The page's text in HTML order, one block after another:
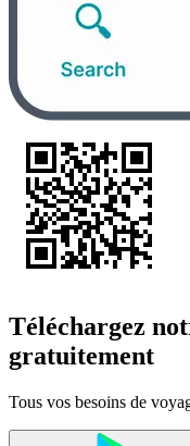
Téléchargez
gratuitement
Tous vos besoins de